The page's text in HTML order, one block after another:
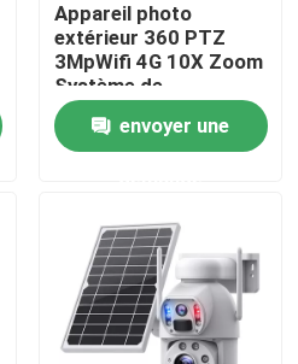
Appareil photo
extérieur 360 PTZ
3MpWifi 4G 10X Zoom
Système de
vidéosurveillance Full
HD Appareil photo
solaire basse
envoyer une